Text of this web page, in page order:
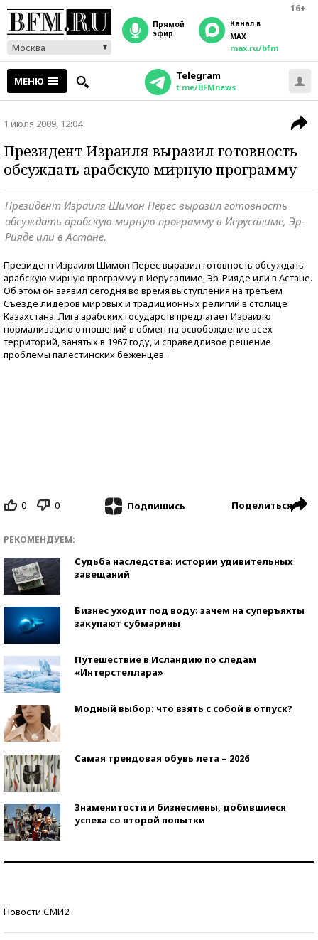
16+
Москва
прямой
эфир
Канал в
MAX
max.ru/bfm
МЕНЮ Telegram
t.me/BFMnews
1 июля 2009, 12:04
Президент Израиля выразил готовность
обсуждать арабскую мирную программу
Президент Израиля Шимон Перес выразил готовность
обсуждать арабскую мирную программу в Иерусалиме, Эр-
Рияде или в Астане.
Президент Израиля Шимон Перес выразил готовность обсуждать
арабскую мирную программу в Иерусалиме, Эр-Рияде или в Астане.
Об этом он заявил сегодня во время выступления на третьем
Съезде лидеров мировых и традиционных религий в столице
Казахстана. Лига арабских государств предлагает Израилю
нормализацию отношений в обмен на освобождение всех
территорий, занятых в 1967 году, и справедливое решение
проблемы палестинских беженцев.
0 0 Подпишись Поделиться
РЕКОМЕНДУЕМ:
Судьба наследства: истории удивительных
завещаний
Бизнес уходит под воду: зачем на суперъяхты
закупают субмарины
Путешествие в Исландию по следам
«Интерстеллара»
Модный выбор: что взять с собой в отпуск?
Самая трендовая обувь лета – 2026
Знаменитости и бизнесмены, добившиеся
успеха со второй попытки
Новости СМИ2